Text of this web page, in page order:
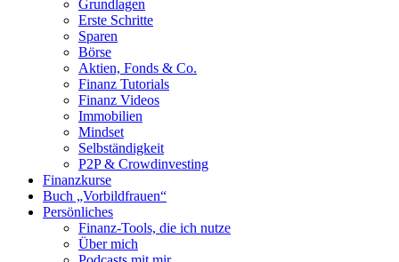
Grundlagen
Erste Schritte
Sparen
Börse
Aktien, Fonds & Co.
Finanz Tutorials
Finanz Videos
Immobilien
Mindset
Selbständigkeit
P2P & Crowdinvesting
Finanzkurse
Buch „Vorbildfrauen“
Persönliches
Finanz-Tools, die ich nutze
Über mich